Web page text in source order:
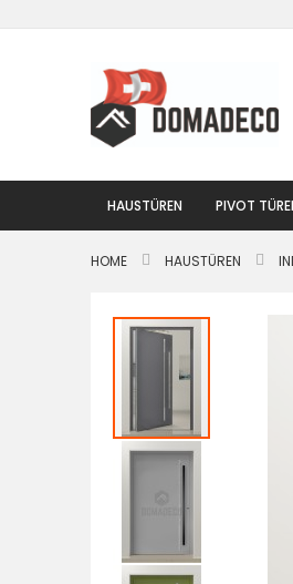
Inhalt
HAUSTÜREN PIVOT
HOME HAUSTÜREN
Zum
der
Bildgalerie